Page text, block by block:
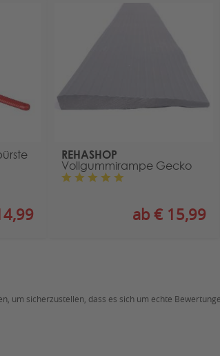
REHASHOP
Vollgummirampe Gecko
ab € 15,99
um sicherzustellen, dass es sich um echte